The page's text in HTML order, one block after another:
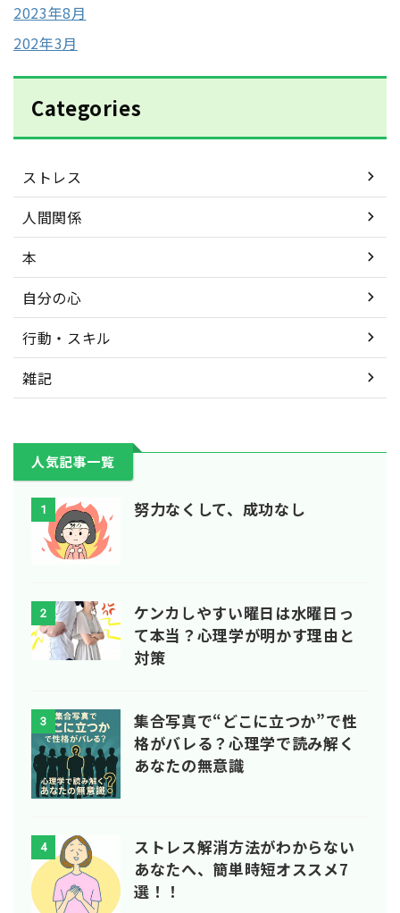
2023年8月
202年3月
Categories
ストレス
人間関係
本
自分の心
行動・スキル
雑記
人気記事一覧
1 努力なくして、成功なし
2
ケンカしやすい曜日は水曜日っ
て本当？心理学が明かす理由と
対策
3
集合写真で“どこに立つか”で性
格がバレる？心理学で読み解く
あなたの無意識
4
ストレス解消方法がわからない
あなたへ、簡単時短オススメ7
選！！